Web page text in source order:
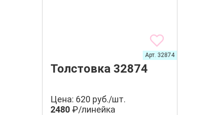
Толстовка 32874
Арт. 32874
Цена: 620 руб./шт.
2480₽/линейка